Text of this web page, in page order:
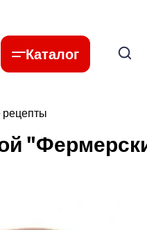
Каталог
рецепты